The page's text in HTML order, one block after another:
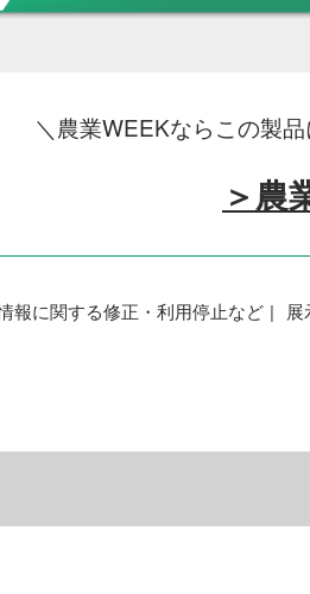
＼農業WEEKならこの製
＞農
報に関する修正・利用停止など